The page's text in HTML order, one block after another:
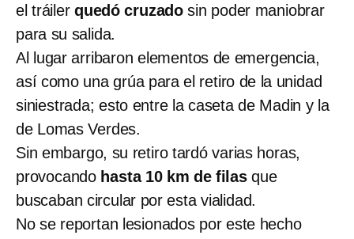
el tráilerquedó cruzado sin poder maniobrar
para su salida.
Al lugar arribaron elementos de emergencia,
así como una grúa para el retiro de la unidad
siniestrada; esto entre la caseta de Madin y la
de Lomas Verdes.
Sin embargo, su retiro tardó varias horas,
provocando hasta 10 km de filasque
buscaban circular por esta vialidad.
No se reportan lesionados por este hecho